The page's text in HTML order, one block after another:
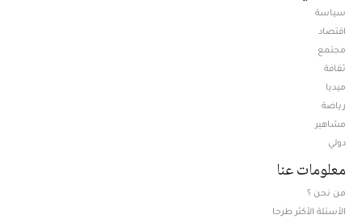
سياسة
اقتصاد
مجتمع
ثقافة
ميديا
رياضة
مشاهير
دولي
معلومات عنا
من نحن ؟
الأسئلة الأكثر طرحا